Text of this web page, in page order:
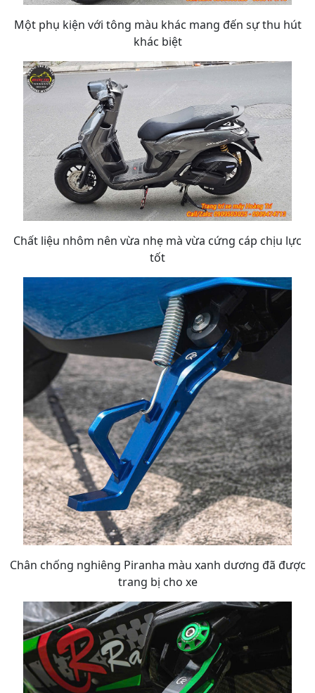
Một phụ kiện với tông màu khác mang đến sự thu hút
khác biệt
Chất liệu nhôm nên vừa nhẹ mà vừa cứng cáp chịu lực
tốt
Chân chống nghiêng Piranha màu xanh dương đã được
trang bị cho xe